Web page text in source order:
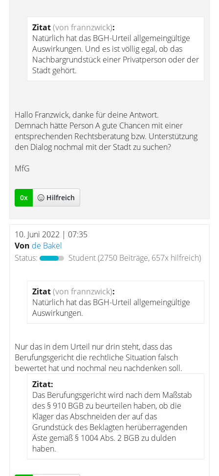
Zitat(von frannzwick):
Natürlich hat das BGH-Urteil allgemeingültige
Auswirkungen. Und es ist völlig egal, ob das
Nachbargrundstück einer Privatperson oder der
Stadt gehört.
Hallo Franzwick, danke für deine Antwort.
Demnach hätte Person A gute Chancen mit einer
entsprechenden Rechtsberatung bzw. Unterstützung
den Dialog nochmal mit der Stadt zu suchen?
MfG
0x Hilfreich
10. Juni 2022 | 07:35
Von de Bakel
Status:
Student(2750 Beiträge, 657x hilfreich)
Zitat(von frannzwick):
Natürlich hat das BGH-Urteil allgemeingültige
Auswirkungen.
Nur das in dem Urteil nur drin steht, dass das
Berufungsgericht die rechtliche Situation falsch
bewertet hat und nochmal neu nachdenken soll.
Zitat:
Das Berufungsgericht wird nach dem Maßstab
des § 910 BGB zu beurteilen haben, ob die
Kläger das Abschneiden der auf das
Grundstück des Beklagten herüberragenden
Äste gemäß § 1004 Abs. 2 BGB zu dulden
haben.